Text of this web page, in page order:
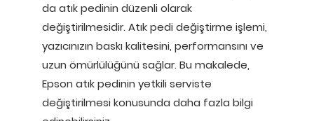
da atık pedinin düzenli olarak
değiştirilmesidir. Atık pedi değiştirme işlemi,
yazıcınızın baskı kalitesini, performansını ve
uzun ömürlülüğünü sağlar. Bu makalede,
Epson atık pedinin yetkili serviste
değiştirilmesi konusunda daha fazla bilgi